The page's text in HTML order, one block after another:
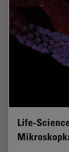
Life-